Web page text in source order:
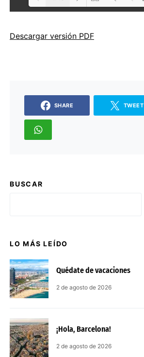
Descargar versión PDF
SHARE TWEET
BUSCAR
LO MÁS LEÍDO
Quédate de vacaciones
2 de agosto de 2026
¡Hola, Barcelona!
2 de agosto de 2026